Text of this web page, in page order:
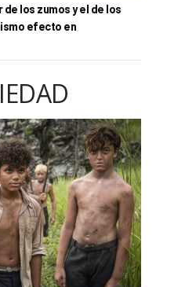
los zumos y el de los
efecto en